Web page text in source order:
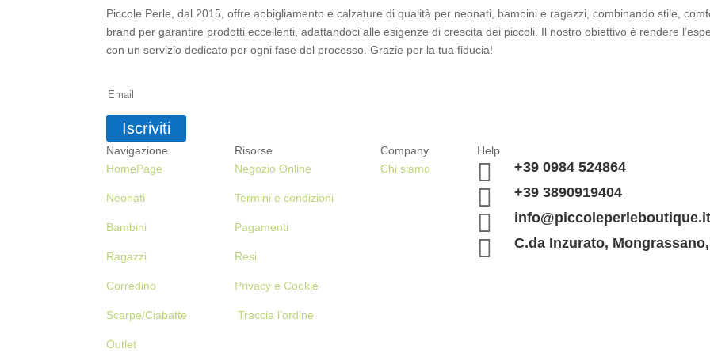
Piccole Perle, dal 2015, offre abbigliamento e calzature di qualità per neonati, bambini e ragazzi, combinando stile,
brand per garantire prodotti eccellenti, adattandoci alle esigenze di crescita dei piccoli. Il nostro obiettivo è rendere
con un servizio dedicato per ogni fase del processo. Grazie per la tua fiducia!
Iscriviti
Navigazione
HomePage
Neonati
Bambini
Ragazzi
Corredino
Scarpe/Ciabatte
Outlet
Risorse
Negozio Online
Termini e condizioni
Pagamenti
Resi
Privacy e Cookie
Traccia l’ordine
Company
Chi siamo
Help
 +39 0984 524864
 +39 3890919404
 info@piccoleperleboutique.it
 C.da Inzurato,